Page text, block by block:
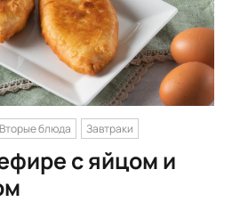
Вторые блюда Завтраки
с яйцом и